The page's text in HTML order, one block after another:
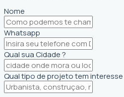
Nome
Whatsapp
Qual sua Cidade ?
Qual tipo de projeto tem interesse